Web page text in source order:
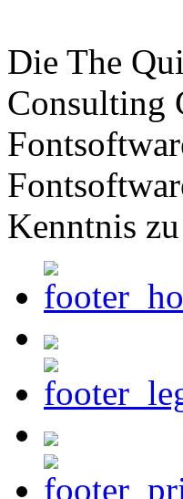
Die The
Consulting
Kenntnis